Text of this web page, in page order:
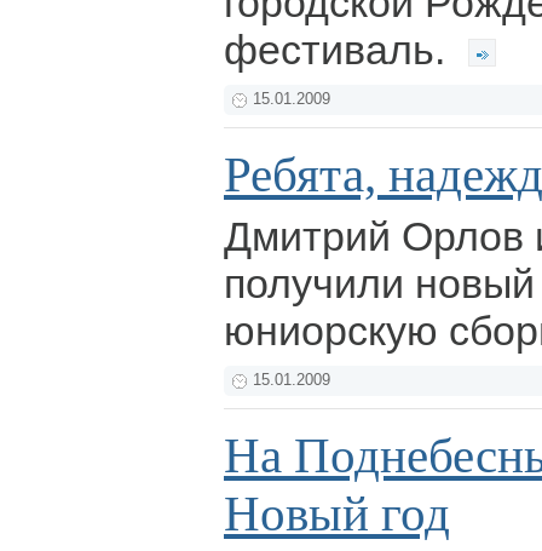
фестиваль.
15.01.2009
Ребята,
Дмитрий Орлов
получили
юниорскую
15.01.2009
На
Новый год